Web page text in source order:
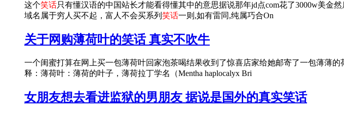
这个笑话只有懂汉语的中国站长才能看得懂其中的意思据说那年jd点com花了3000w美金
域名属于穷人买不起，富人不会买系列 笑话一则,如有雷同,纯属巧合On
关于网购薄荷叶的笑话 真实不吹牛
一个闺蜜打算在网上买一包薄荷叶回家泡茶喝结果收到了惊喜店家给她邮寄了一包薄薄
释：薄荷叶：薄荷的叶子，薄荷拉丁学名（Mentha haplocalyx Bri
女朋友想去看进监狱的男朋友 据说是国外的真实笑话